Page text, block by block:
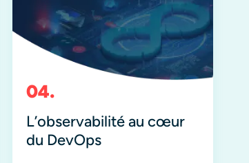
L’observabilité au cœur
du DevOps